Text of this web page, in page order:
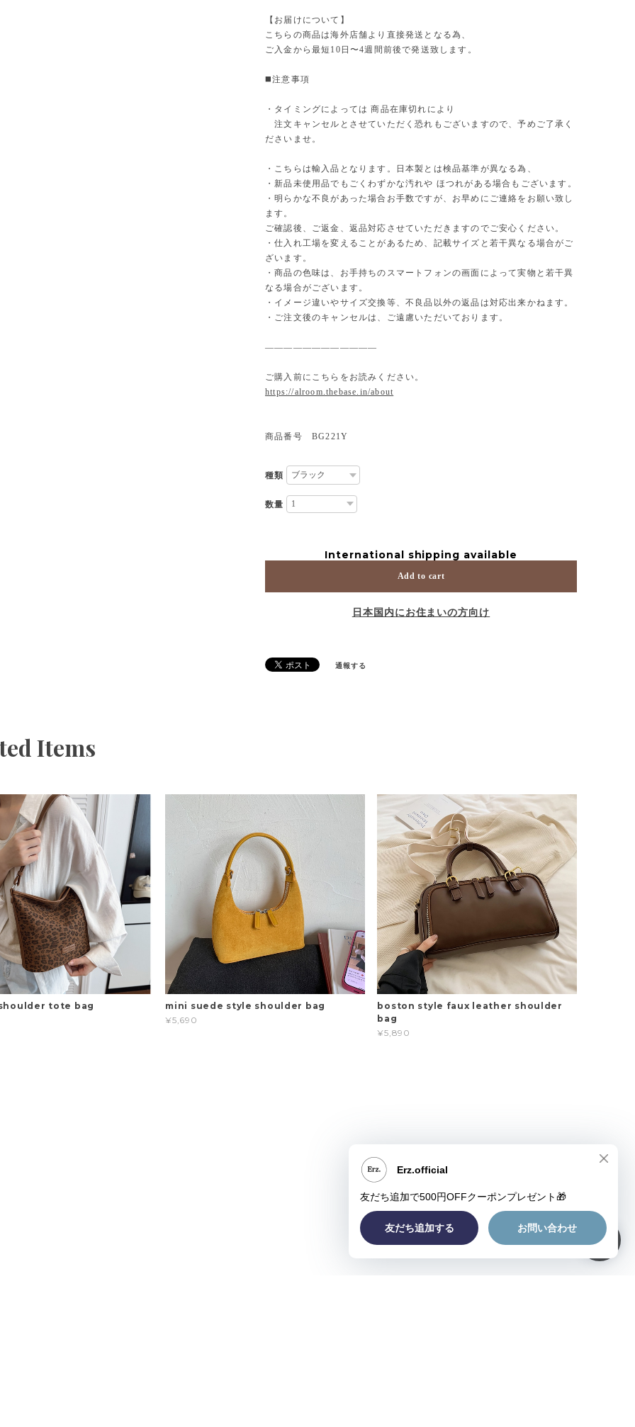
【お届けについて】
こちらの商品は海外店舗より直接発送となる為、
ご入金から最短10日〜4週間前後で発送致します。
◼️注意事項
・タイミングによっては 商品在庫切れにより
注文キャンセルとさせていただく恐れもございますので、予めご了承く
ださいませ。
・こちらは輸入品となります。日本製とは検品基準が異なる為、
・新品未使用品でもごくわずかな汚れや ほつれがある場合もございます。
・明らかな不良があった場合お手数ですが、お早めにご連絡をお願い致し
ます。
ご確認後、ご返金、返品対応させていただきますのでご安心ください。
・仕入れ工場を変えることがあるため、記載サイズと若干異なる場合がご
ざいます。
・商品の色味は、お手持ちのスマートフォンの画面によって実物と若干異
なる場合がございます。
・イメージ違いやサイズ交換等、不良品以外の返品は対応出来かねます。
・ご注文後のキャンセルは、ご遠慮いただいております。
————————————
ご購入前にこちらをお読みください。
https://alroom.thebase.in/about
商品番号 BG221Y
種類
数量
International shipping available
Add to cart
日本国内にお住まいの方向け
通報する
Items
tote bag
mini suede style shoulder bag
¥5,690
boston style faux leather shoulder
bag
¥5,890